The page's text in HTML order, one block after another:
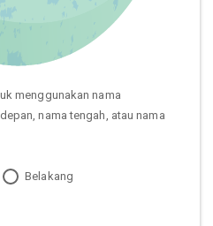
menggunakan nama
nama tengah, atau nama
Belakang